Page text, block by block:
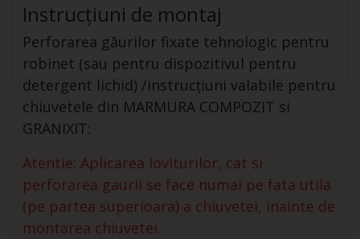
Instrucțiuni de montaj
Perforarea găurilor fixate tehnologic pentru
robinet (sau pentru dispozitivul pentru
detergent lichid) /instrucțiuni valabile pentru
chiuvetele din MARMURA COMPOZIT si
GRANIXIT:
Atentie: Aplicarea loviturilor, cat si
perforarea gaurii se face numai pe fata utila
(pe partea superioara) a chiuvetei, inainte de
montarea chiuvetei.